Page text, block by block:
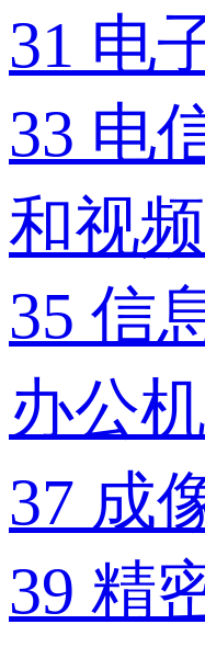
31 电
33 电
和视
35 信
办公
37 成
39 精